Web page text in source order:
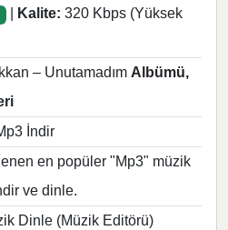
| Kalite: 320 Kbps (Yüksek
– Unutamadım Albümü,
İndir
en popüler "Mp3" müzik
ve dinle.
Dinle (Müzik Editörü)